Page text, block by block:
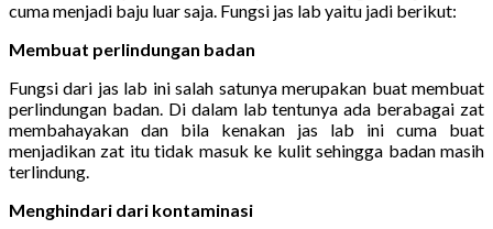
cuma menjadi baju luar saja. Fungsi jas lab yaitu jadi berikut:
Membuat perlindungan badan
Fungsi dari jas lab ini salah satunya merupakan buat membuat
perlindungan badan. Di dalam lab tentunya ada berabagai zat
membahayakan dan bila kenakan jas lab ini cuma buat
menjadikan zat itu tidak masuk ke kulit sehingga badan masih
terlindung.
Menghindari dari kontaminasi